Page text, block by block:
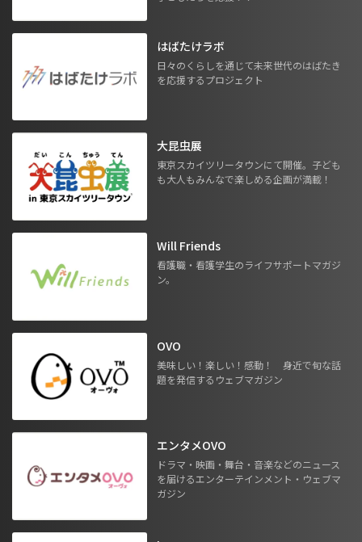
はばたけラボ
日々のくらしを通じて未来世代のはばたき
を応援するプロジェクト
大昆虫展
東京スカイツリータウンにて開催。子ども
も大人もみんなで楽しめる企画が満載！
Will Friends
看護職・看護学生のライフサポートマガジ
ン。
OVO
美味しい！楽しい！感動！ 身近で旬な話
題を発信するウェブマガジン
エンタメOVO
ドラマ・映画・舞台・音楽などのニュース
を届けるエンターテインメント・ウェブマ
ガジン